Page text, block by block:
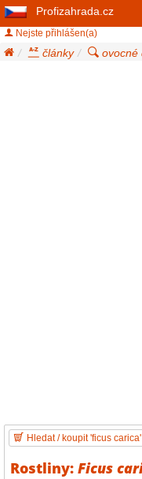
Profizahrada.cz
Nejste přihlášen(a)
články ovocné
Hledat / koupit 'ficus
Rostliny: Ficus